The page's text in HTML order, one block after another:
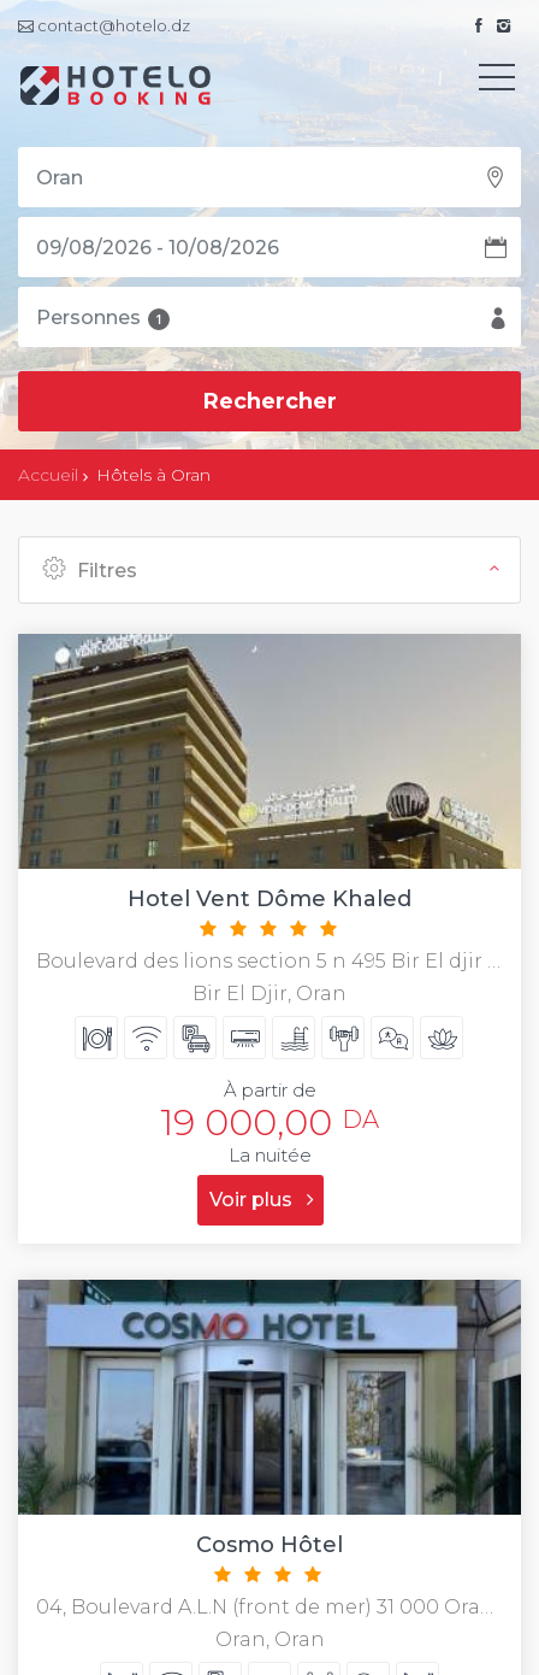
contact@hotelo.dz
Personnes 1
Accueil Hôtels à Oran
Filtres
Hotel Vent Dôme Khaled
Boulevard des lions section 5 n 495 Bir El djir or
Bir El Djir, Oran
À partir de
19 000,00 DA
La nuitée
Voir plus
Cosmo Hôtel
04, Boulevard A.L.N (front de mer) 31 000 Oran, Al
Oran, Oran